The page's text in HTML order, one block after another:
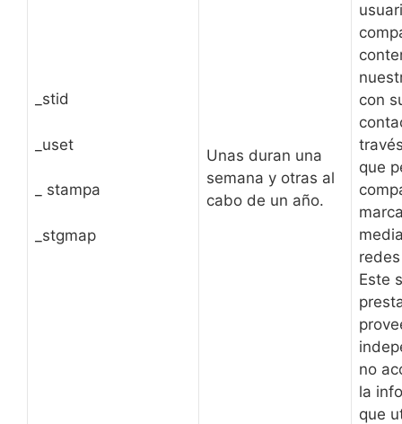
_stid
_uset
_ stampa
_stgmap
Unas duran una
semana y otras al
cabo de un año.
con
que
Este
no
la
que